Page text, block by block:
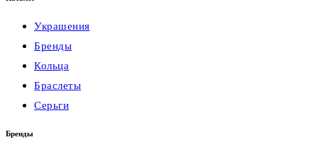
Украшения
Бренды
Кольца
Браслеты
Серьги
Бренды